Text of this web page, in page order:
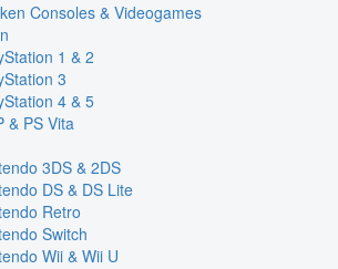
Consoles & Videogames
1 & 2
3
4 & 5
& PS Vita
3DS & 2DS
DS & DS Lite
Retro
Switch
Wii & Wii U